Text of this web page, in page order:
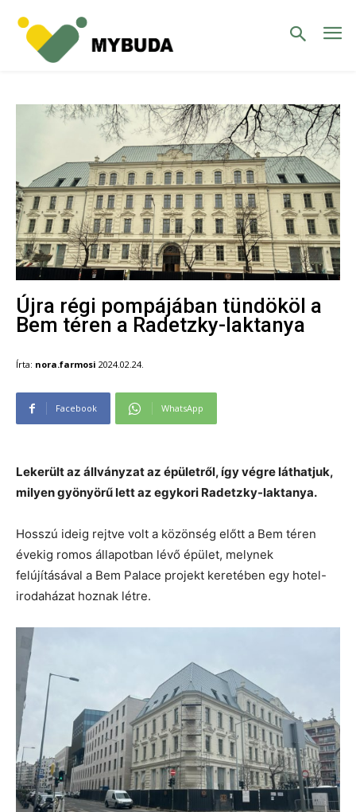
Újra régi pompájában tündököl a
Bem téren a Radetzky-laktanya
Írta: nora.farmosi 2024.02.24.
Facebook WhatsApp
Lekerült az állványzat az épületről, így végre láthatjuk,
milyen gyönyörű lett az egykori Radetzky-laktanya.
Hosszú ideig rejtve volt a közönség előtt a Bem téren
évekig romos állapotban lévő épület, melynek
felújításával a Bem Palace projekt keretében egy hotel-
irodaházat hoznak létre.